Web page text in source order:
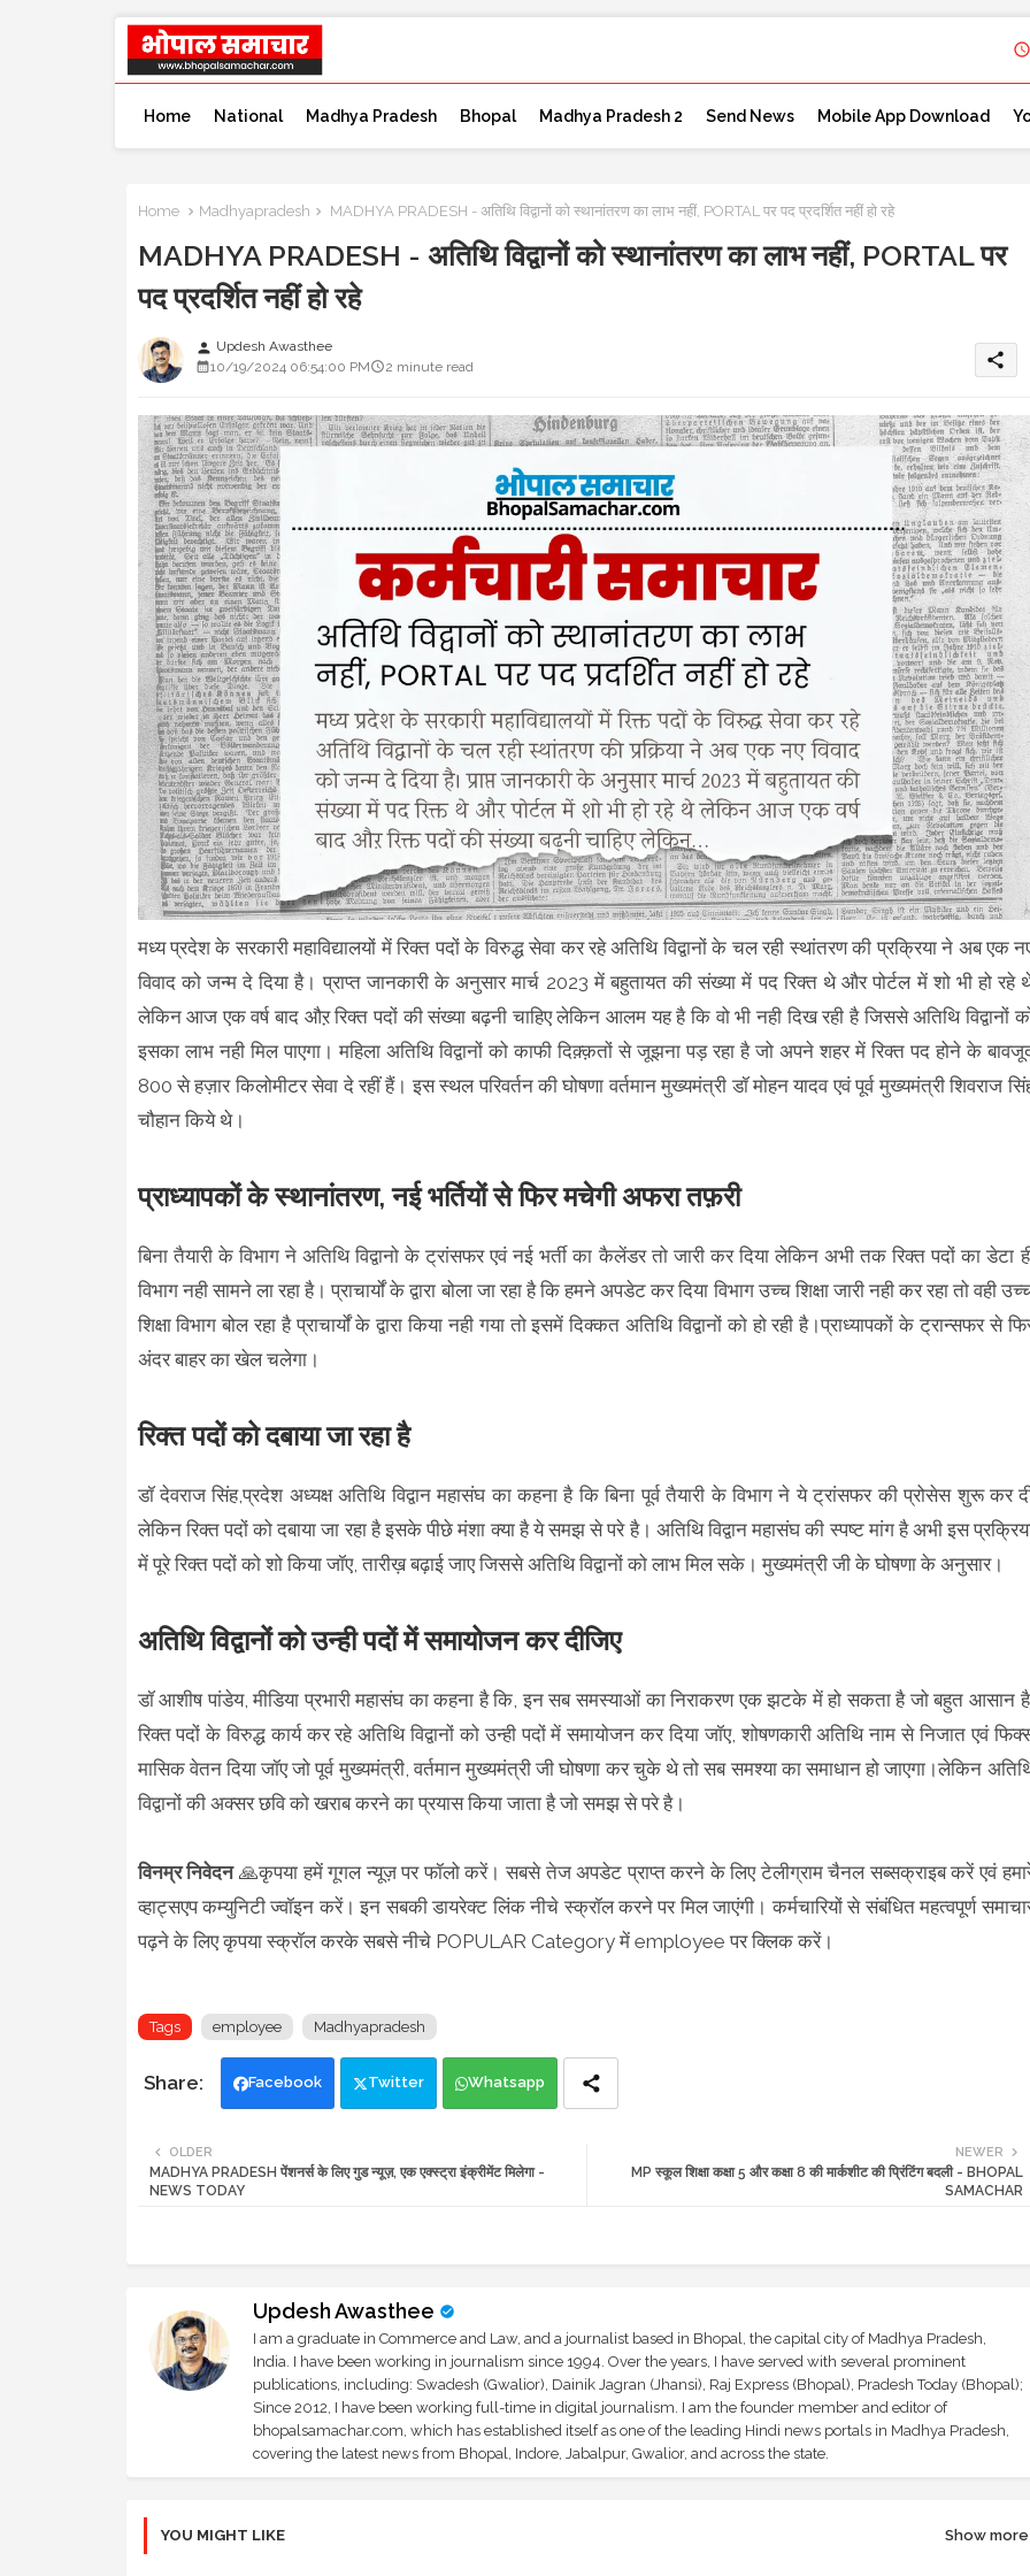
Home National Madhya Pradesh Bhopal Madhya Pradesh 2 Send News Mobile App Download
Home Madhyapradesh MADHYA PRADESH - अतिथि विद्वानों को स्थानांतरण का लाभ नहीं, PORTAL पर पद प्रदर्शित नहीं हो रहे
MADHYA PRADESH - अतिथि विद्वानों को स्थानांतरण का लाभ नहीं, PORTAL पर
पद प्रदर्शित नहीं हो रहे
person Updesh Awasthee
10/19/2024 06:54:00 PM
2 minute read share
मध्य प्रदेश के सरकारी महाविद्यालयों में रिक्त पदों के विरुद्ध सेवा कर रहे अतिथि विद्वानों के चल रही स्थांतरण की प्रक्रिया ने अब एक
विवाद को जन्म दे दिया है। प्राप्त जानकारी के अनुसार मार्च 2023 में बहुतायत की संख्या में पद रिक्त थे और पोर्टल में शो भी हो रहे
लेकिन आज एक वर्ष बाद औऱ रिक्त पदों की संख्या बढ़नी चाहिए लेकिन आलम यह है कि वो भी नही दिख रही है जिससे अतिथि विद्वानों
इसका लाभ नही मिल पाएगा। महिला अतिथि विद्वानों को काफी दिक़्क़तों से जूझना पड़ रहा है जो अपने शहर में रिक्त पद होने के
800 से हज़ार किलोमीटर सेवा दे रहीं हैं। इस स्थल परिवर्तन की घोषणा वर्तमान मुख्यमंत्री डॉ मोहन यादव एवं पूर्व मुख्यमंत्री शिवराज
चौहान किये थे।
प्राध्यापकों के स्थानांतरण, नई भर्तियों से फिर मचेगी अफरा तफ़री
बिना तैयारी के विभाग ने अतिथि विद्वानो के ट्रांसफर एवं नई भर्ती का कैलेंडर तो जारी कर दिया लेकिन अभी तक रिक्त पदों का डेटा
विभाग नही सामने ला रहा है। प्राचार्यों के द्वारा बोला जा रहा है कि हमने अपडेट कर दिया विभाग उच्च शिक्षा जारी नही कर रहा तो वही
शिक्षा विभाग बोल रहा है प्राचार्यों के द्वारा किया नही गया तो इसमें दिक्कत अतिथि विद्वानों को हो रही है।प्राध्यापकों के ट्रान्सफर से
अंदर बाहर का खेल चलेगा।
रिक्त पदों को दबाया जा रहा है
डॉ देवराज सिंह,प्रदेश अध्यक्ष अतिथि विद्वान महासंघ का कहना है कि बिना पूर्व तैयारी के विभाग ने ये ट्रांसफर की प्रोसेस शुरू कर
लेकिन रिक्त पदों को दबाया जा रहा है इसके पीछे मंशा क्या है ये समझ से परे है। अतिथि विद्वान महासंघ की स्पष्ट मांग है अभी इस
में पूरे रिक्त पदों को शो किया जॉए, तारीख़ बढ़ाई जाए जिससे अतिथि विद्वानों को लाभ मिल सके। मुख्यमंत्री जी के घोषणा के अनुसार।
अतिथि विद्वानों को उन्ही पदों में समायोजन कर दीजिए
डॉ आशीष पांडेय, मीडिया प्रभारी महासंघ का कहना है कि, इन सब समस्याओं का निराकरण एक झटके में हो सकता है जो बहुत आसान
रिक्त पदों के विरुद्ध कार्य कर रहे अतिथि विद्वानों को उन्ही पदों में समायोजन कर दिया जॉए, शोषणकारी अतिथि नाम से निजात एवं
मासिक वेतन दिया जॉए जो पूर्व मुख्यमंत्री, वर्तमान मुख्यमंत्री जी घोषणा कर चुके थे तो सब समश्या का समाधान हो जाएगा।लेकिन
विद्वानों की अक्सर छवि को खराब करने का प्रयास किया जाता है जो समझ से परे है।
विनम्र निवेदन 🙏कृपया हमें गूगल न्यूज़ पर फॉलो करें। सबसे तेज अपडेट प्राप्त करने के लिए टेलीग्राम चैनल सब्सक्राइब करें एवं
व्हाट्सएप कम्युनिटी ज्वॉइन करें। इन सबकी डायरेक्ट लिंक नीचे स्क्रॉल करने पर मिल जाएंगी। कर्मचारियों से संबंधित महत्वपूर्ण
पढ़ने के लिए कृपया स्क्रॉल करके सबसे नीचे POPULAR Category में employee पर क्लिक करें।
Tags employee Madhyapradesh
Facebook Twitter Whatsapp
NEWER
MP स्कूल शिक्षा कक्षा 5 और कक्षा 8 की मार्कशीट की प्रिंटिंग बदली - BHOPAL
SAMACHAR
OLDER
MADHYA PRADESH पेंशनर्स के लिए गुड न्यूज़, एक एक्स्ट्रा इंक्रीमेंट मिलेगा -
NEWS TODAY
Updesh Awasthee
I am a graduate in Commerce and Law, and a journalist based in Bhopal, the capital city of Madhya Pradesh,
India. I have been working in journalism since 1994. Over the years, I have served with several prominent
publications, including: Swadesh (Gwalior), Dainik Jagran (Jhansi), Raj Express (Bhopal), Pradesh Today (Bhopal);
Since 2012, I have been working full-time in digital journalism. I am the founder member and editor of
bhopalsamachar.com, which has established itself as one of the leading Hindi news portals in Madhya Pradesh,
covering the latest news from Bhopal, Indore, Jabalpur, Gwalior, and across the state.
YOU MIGHT LIKE Show more